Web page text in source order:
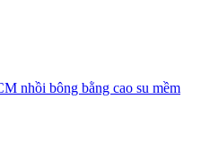
nhồi bông bằng cao su mềm